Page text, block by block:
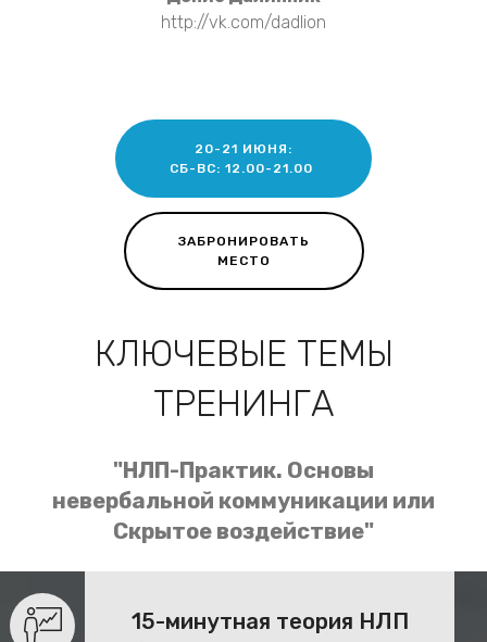
http://vk.com/dadlion
20-21 ИЮНЯ:
СБ-ВС: 12.00-21.00
ЗАБРОНИРОВАТЬ
МЕСТО
КЛЮЧЕВЫЕ ТЕМЫ
ТРЕНИНГА
"НЛП-Практик. Основы
невербальной коммуникации или
Скрытое воздействие"
15-минутная теория НЛП